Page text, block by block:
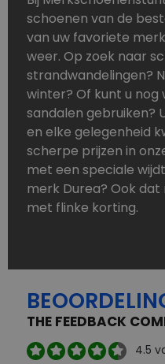
schoenen van de
van uw favoriete
weer. Op zoek naar
strandwandelingen?
winter? Of kunt u
sandalen gebruiken?
en elke gelegenheid
scherpe prijzen in
met een speciale
merk Durea? Ook
met flinke korting.
Schoenen heeft u
schoenen, maar dus
aanbod is zo
passend paar vindt.
Welke
THE FEEDBACK
4.5